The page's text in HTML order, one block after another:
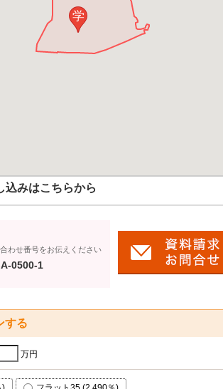
学
込みはこちらから
わせ番号をお伝えください
0500-1
する
万円